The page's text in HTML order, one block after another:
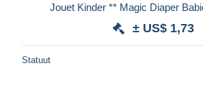
Jouet Kinder ** Magic Diaper
± US$ 1,73
Statuut